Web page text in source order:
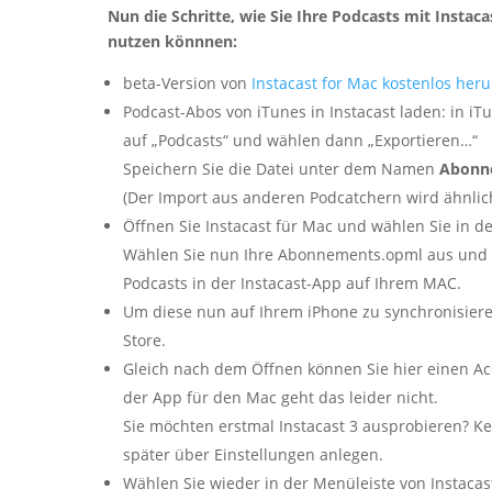
Nun die Schritte, wie Sie Ihre Podcasts mit
nutzen könnnen:
beta-Version von Instacast for Mac kostenlos
Podcast-Abos von iTunes in Instacast laden: in
auf „Podcasts“ und wählen dann „Exportieren…“
Speichern Sie die Datei unter dem Namen
(Der Import aus anderen Podcatchern wird
Öffnen Sie Instacast für Mac und wählen Sie in
Wählen Sie nun Ihre Abonnements.opml aus
Podcasts in der Instacast-App auf Ihrem MAC.
Um diese nun auf Ihrem iPhone zu
Store.
Gleich nach dem Öffnen können Sie hier einen
der App für den Mac geht das leider nicht.
Sie möchten erstmal Instacast 3 ausprobieren?
später über Einstellungen anlegen.
Wählen Sie wieder in der Menüleiste von